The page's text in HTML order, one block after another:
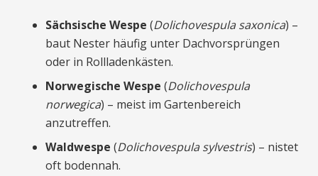
Sächsische Wespe (Dolichovespula saxonica) –
baut Nester häufig unter Dachvorsprüngen
oder in Rollladenkästen.
Norwegische Wespe (Dolichovespula
norwegica) – meist im Gartenbereich
anzutreffen.
Waldwespe (Dolichovespula sylvestris) – nistet
oft bodennah.